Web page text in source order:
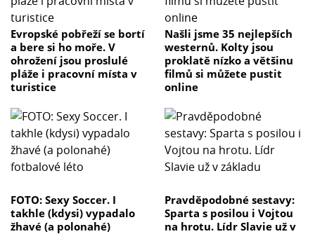
Evropské pobřeží se bortí
a bere si ho moře. V
ohrožení jsou proslulé
pláže i pracovní místa v
turistice
Našli jsme 35 nejlepších
westernů. Kolty jsou
proklatě nízko a většinu
filmů si můžete pustit
online
FOTO: Sexy Soccer. I
takhle (kdysi) vypadalo
žhavé (a polonahé)
Pravděpodobné sestavy:
Sparta s posilou i Vojtou
na hrotu. Lídr Slavie už v